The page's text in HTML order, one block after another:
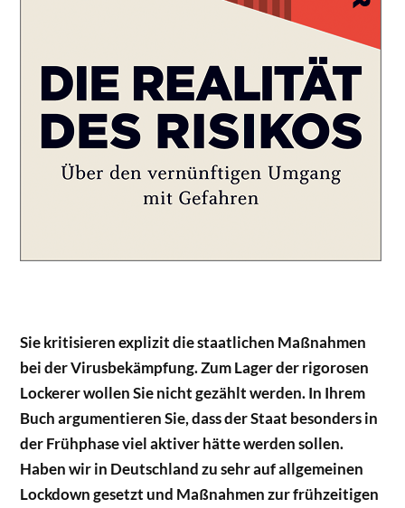
Sie kritisieren explizit die staatlichen Maßnahmen
bei der Virusbekämpfung. Zum Lager der rigorosen
Lockerer wollen Sie nicht gezählt werden. In Ihrem
Buch argumentieren Sie, dass der Staat besonders in
der Frühphase viel aktiver hätte werden sollen.
Haben wir in Deutschland zu sehr auf allgemeinen
Lockdown gesetzt und Maßnahmen zur frühzeitigen